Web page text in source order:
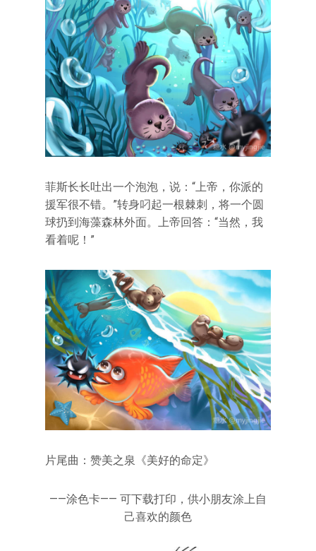
菲斯长长吐出一个泡泡，说：“上帝，你派的
援军很不错。”转身叼起一根棘刺，将一个圆
球扔到海藻森林外面。上帝回答：“当然，我
看着呢！”
片尾曲：赞美之泉《美好的命定》
——涂色卡—— 可下载打印，供小朋友涂上自
己喜欢的颜色